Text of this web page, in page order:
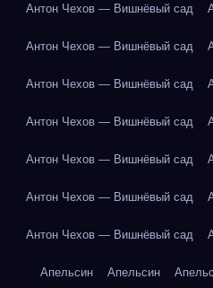
Антон Чехов — Вишнёвый сад
Антон Чехов — Вишнёвый сад
Антон Чехов — Вишнёвый сад
Антон Чехов — Вишнёвый сад
Антон Чехов — Вишнёвый сад
Антон Чехов — Вишнёвый сад
Антон Чехов — Вишнёвый сад
Апельсин Апельсин